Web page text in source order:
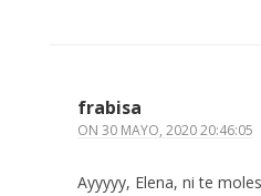
frabisa
ON 30 MAYO, 2020 20:46:05
Ayyyyy, Elena, ni te